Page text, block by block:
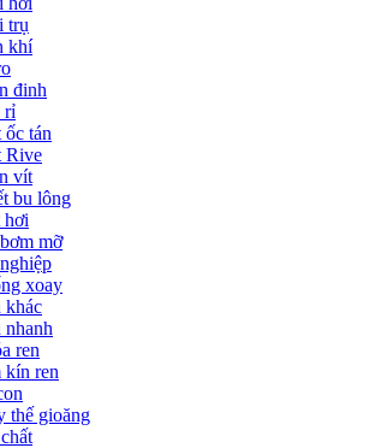
trụ
khí
đinh
rỉ
ốc tán
Rive
vít
bu lông
hơi
mỡ
xoay
khác
nhanh
ren
kín ren
thế gioăng